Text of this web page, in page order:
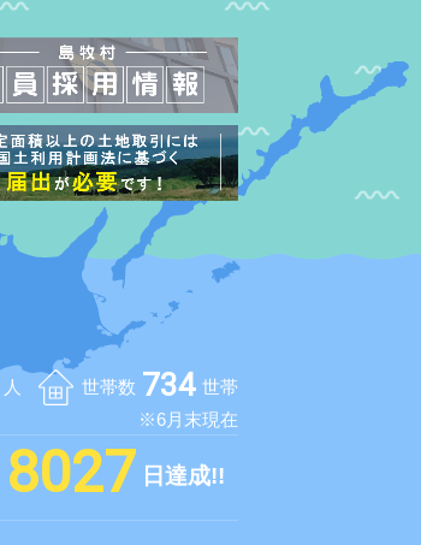
人 世帯数 734 世帯
※6月末現在
8027 日達成!!